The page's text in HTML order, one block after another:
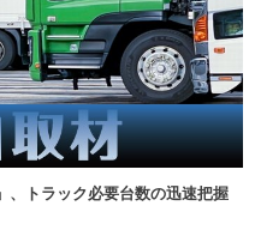
、トラック必要台数の迅速把握